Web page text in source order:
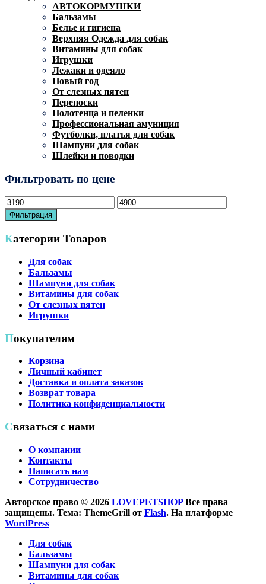
АВТОКОРМУШКИ
Бальзамы
Белье и гигиена
Верхняя Одежда для собак
Витамины для собак
Игрушки
Лежаки и одеяло
Новый год
От слезных пятен
Переноски
Полотенца и пеленки
Профессиональная амуниция
Футболки, платья для собак
Шампуни для собак
Шлейки и поводки
Фильтровать по цене
Минимальная
цена
Максимальная
цена
Фильтрация
Категории Товаров
Для собак
Бальзамы
Шампуни для собак
Витамины для собак
От слезных пятен
Игрушки
Покупателям
Корзина
Личный кабинет
Доставка и оплата заказов
Возврат товара
Политика конфиденциальности
Связаться с нами
О компании
Контакты
Написать нам
Сотрудничество
Авторское право © 2026 LOVEPETSHOPВсе права
защищены. Тема: ThemeGrill от Flash. На платформе
WordPress
Для собак
Бальзамы
Шампуни для собак
Витамины для собак